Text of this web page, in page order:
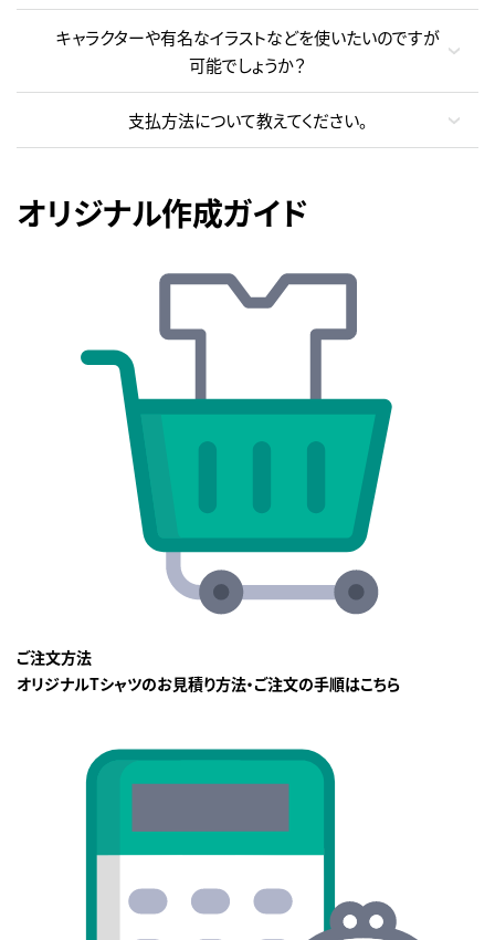
キャラクターや有名なイラストなどを使いたいのですが
可能でしょうか？
支払方法について教えてください。
オリジナル作成ガイド
ご注文方法
オリジナルTシャツのお見積り方法・ご注文の手順はこちら